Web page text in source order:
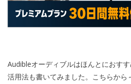
Audibleオーディブルはほんとにおす
活用法も書いてみました。こちらから